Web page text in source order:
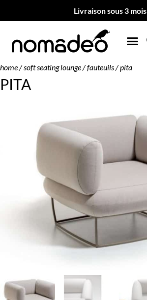
Livraison sous 3 mois
home/soft seating lounge/fauteuils/ pita
PITA